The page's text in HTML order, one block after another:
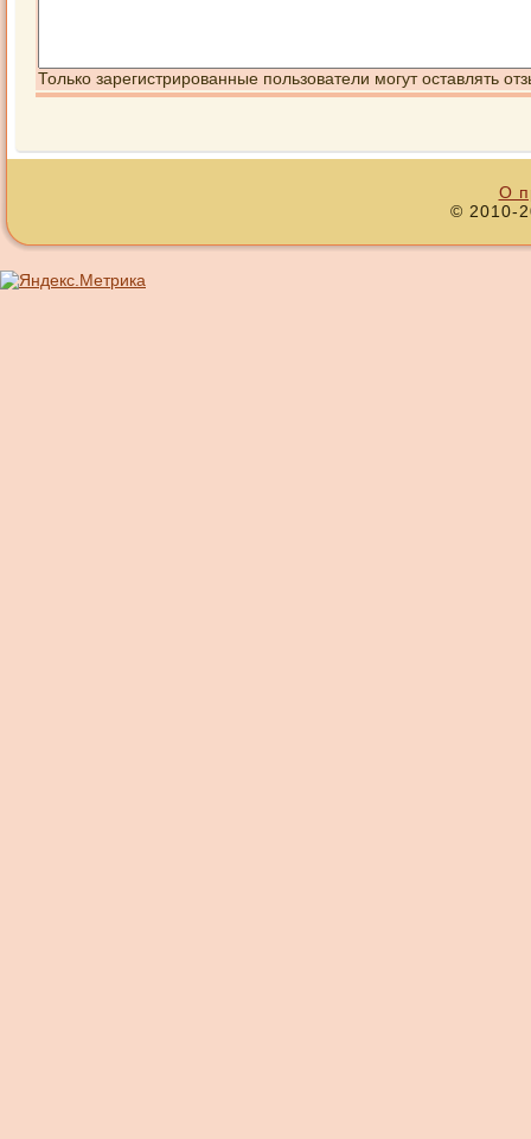
Только зарегистрированные пользователи могут оставлять
О
© 2010-